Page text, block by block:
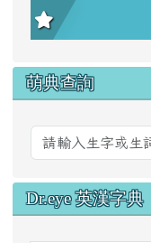
萌典查詢
Dr.eye 英漢字典